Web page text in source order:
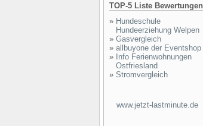
TOP-5 Liste Bewertungen
» Hundeschule
Hundeerziehung Welpen
» Gasvergleich
» allbuyone der Eventshop
» Info Ferienwohnungen
Ostfriesland
» Stromvergleich
www.jetzt-lastminute.de